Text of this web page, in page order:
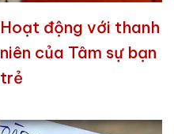
Hoạt động với thanh
niên của Tâm sự bạn
trẻ